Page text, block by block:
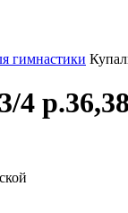
гимнастики
4